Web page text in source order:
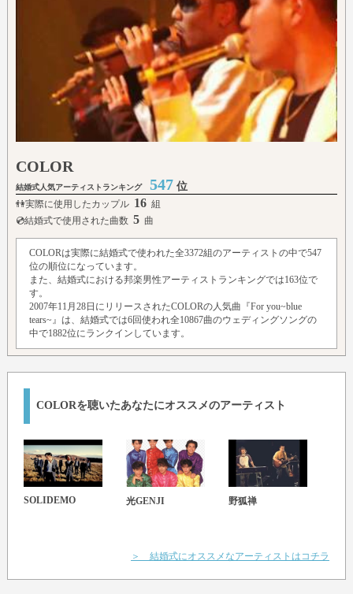
COLOR
結婚式人気アーティストランキング 547 位
👫実際に使用したカップル 16 組
💿結婚式で使用された曲数 5 曲
COLORは実際に結婚式で使われた全3372組のアーティストの中で547
位の順位になっています。
また、結婚式における邦楽男性アーティストランキングでは163位で
す。
2007年11月28日にリリースされたCOLORの人気曲『For you~blue
tears~』は、結婚式では6回使われ全10867曲のウェディングソングの
中で1882位にランクインしています。
COLORを聴いたあなたにオススメのアーティスト
SOLIDEMO 光GENJI 野狐禅
＞ 結婚式にオススメなアーティストはコチラ